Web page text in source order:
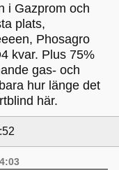
i Gazprom och
plats,
Phosagro
kvar. Plus 75%
gas- och
hur länge det
här.